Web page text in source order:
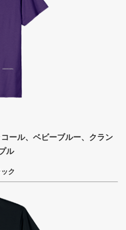
ール、ベビーブルー、クラン
ル
ク